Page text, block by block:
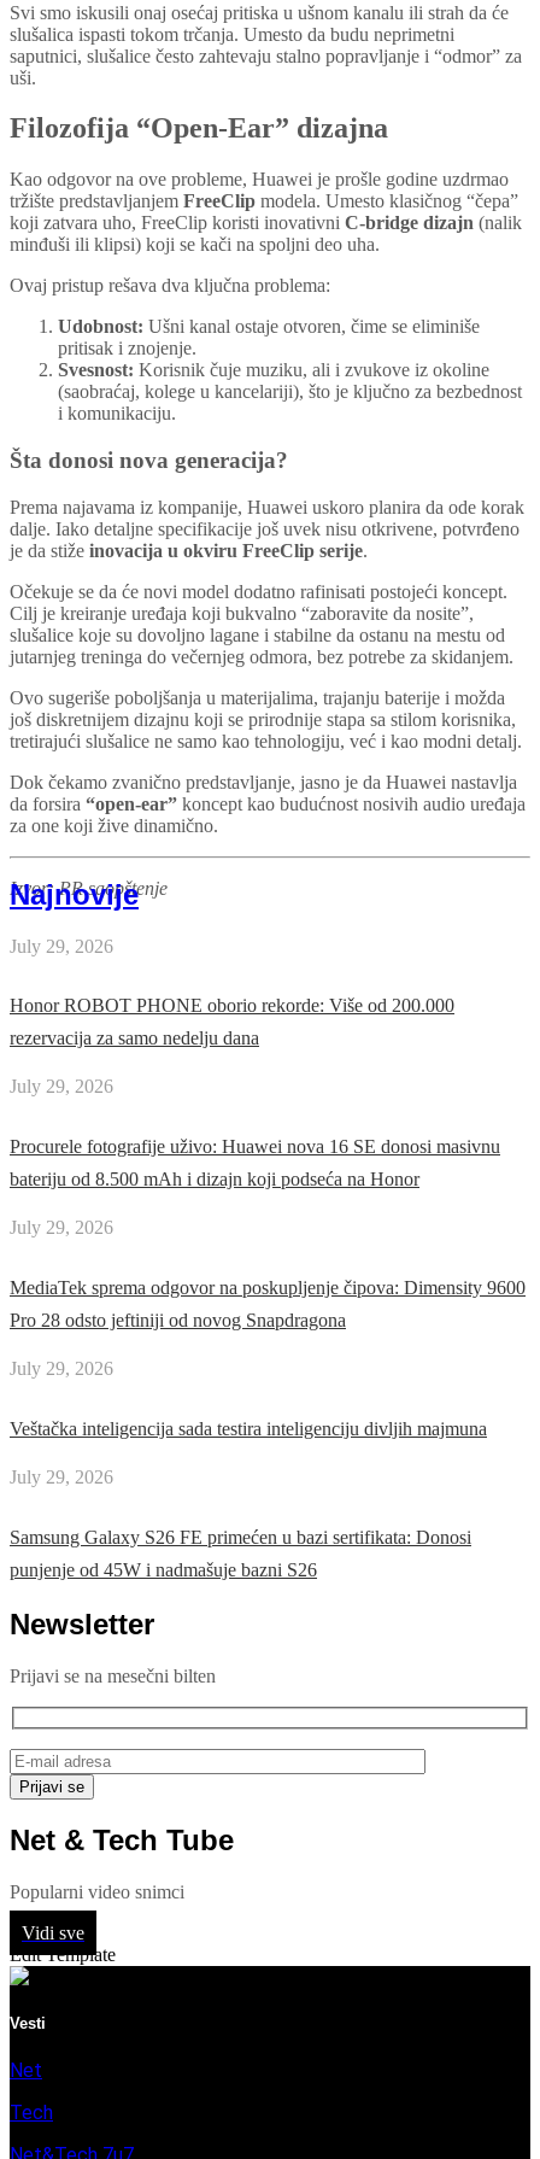
Svi smo iskusili onaj osećaj pritiska u ušnom kanalu ili strah da će
slušalica ispasti tokom trčanja. Umesto da budu neprimetni
saputnici, slušalice često zahtevaju stalno popravljanje i “odmor” za
uši.
Filozofija “Open-Ear” dizajna
Kao odgovor na ove probleme, Huawei je prošle godine uzdrmao
tržište predstavljanjem FreeClip modela. Umesto klasičnog “čepa”
koji zatvara uho, FreeClip koristi inovativni C-bridge dizajn (nalik
minđuši ili klipsi) koji se kači na spoljni deo uha.
Ovaj pristup rešava dva ključna problema:
Udobnost: Ušni kanal ostaje otvoren, čime se eliminiše
pritisak i znojenje.
Svesnost: Korisnik čuje muziku, ali i zvukove iz okoline
(saobraćaj, kolege u kancelariji), što je ključno za bezbednost
i komunikaciju.
Šta donosi nova generacija?
Prema najavama iz kompanije, Huawei uskoro planira da ode korak
dalje. Iako detaljne specifikacije još uvek nisu otkrivene, potvrđeno
je da stiže inovacija u okviru FreeClip serije.
Očekuje se da će novi model dodatno rafinisati postojeći koncept.
Cilj je kreiranje uređaja koji bukvalno “zaboravite da nosite”,
slušalice koje su dovoljno lagane i stabilne da ostanu na mestu od
jutarnjeg treninga do večernjeg odmora, bez potrebe za skidanjem.
Ovo sugeriše poboljšanja u materijalima, trajanju baterije i možda
još diskretnijem dizajnu koji se prirodnije stapa sa stilom korisnika,
tretirajući slušalice ne samo kao tehnologiju, već i kao modni detalj.
Dok čekamo zvanično predstavljanje, jasno je da Huawei nastavlja
da forsira “open-ear” koncept kao budućnost nosivih audio uređaja
za one koji žive dinamično.
Izvor: PR saopštenje
Najnovije
July 29, 2026
Honor ROBOT PHONE oborio rekorde: Više od 200.000
rezervacija za samo nedelju dana
July 29, 2026
Procurele fotografije uživo: Huawei nova 16 SE donosi masivnu
bateriju od 8.500 mAh i dizajn koji podseća na Honor
July 29, 2026
MediaTek sprema odgovor na poskupljenje čipova: Dimensity 9600
Pro 28 odsto jeftiniji od novog Snapdragona
July 29, 2026
Veštačka inteligencija sada testira inteligenciju divljih majmuna
July 29, 2026
Samsung Galaxy S26 FE primećen u bazi sertifikata: Donosi
punjenje od 45W i nadmašuje bazni S26
Newsletter
Prijavi se na mesečni bilten
Net & Tech Tube
Popularni video snimci
Vidi sve
Edit Template
Vesti
Net
Tech